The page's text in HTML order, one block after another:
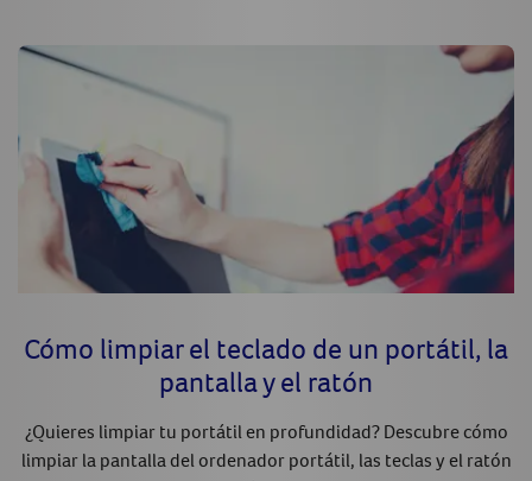
Cómo limpiar el teclado de un portátil, la
pantalla y el ratón
¿Quieres limpiar tu portátil en profundidad? Descubre cómo
limpiar la pantalla del ordenador portátil, las teclas y el ratón